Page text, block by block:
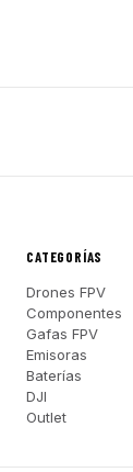
CATEGORÍAS
Drones FPV
Componentes
Gafas FPV
Emisoras
Baterías
DJI
Outlet